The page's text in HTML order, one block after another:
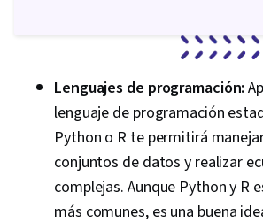
Lenguajes de programación:
lenguaje de programación
Python o R te permitirá
conjuntos de datos y realizar
complejas. Aunque Python y R
más comunes, es una buena